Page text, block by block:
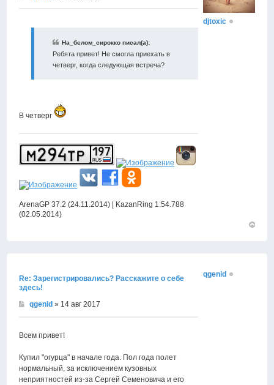
На_белом_сирокко писал(а):
Ребята привет! Не смогла приехать в
четверг, когда следующая встреча?
В четверг
ArenaGP 37.2 (24.11.2014) | KazanRing 1:54.788
(02.05.2014)
djtoxic
Re: Зарегистрировались? Расскажите о себе
здесь!
qgenid » 14 авг 2017
Всем привет!
Купил "огурца" в начале года. Пол года полет
нормальный, за исключением кузовных
неприятностей из-за Сергей Семеновича и его
qgenid